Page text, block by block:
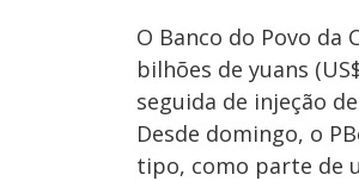
O Banco do Povo da
bilhões de yuans
seguida de injeção
Desde domingo, o
tipo, como parte de